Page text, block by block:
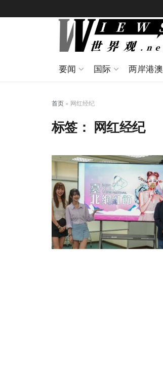
要闻 国际 两岸港澳
首页 » 网红经纪
标签： 网红经纪